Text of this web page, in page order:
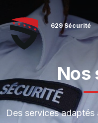
629 Sécurité
Nos
Des services